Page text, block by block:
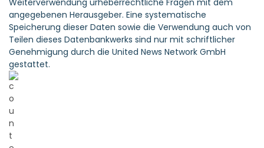
Weiterverwendung urheberrechtliche Fragen mit dem
angegebenen Herausgeber. Eine systematische
Speicherung dieser Daten sowie die Verwendung auch von
Teilen dieses Datenbankwerks sind nur mit schriftlicher
Genehmigung durch die United News Network GmbH
gestattet.